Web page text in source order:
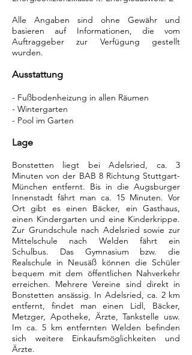
Alle Angaben sind ohne Gewähr und
basieren auf Informationen, die vom
Auftraggeber zur Verfügung gestellt
wurden.
Ausstattung
- Fußbodenheizung in allen Räumen
- Wintergarten
- Pool im Garten
Lage
Bonstetten liegt bei Adelsried, ca. 3
Minuten von der BAB 8 Richtung Stuttgart-
München entfernt. Bis in die Augsburger
Innenstadt fährt man ca. 15 Minuten. Vor
Ort gibt es einen Bäcker, ein Gasthaus,
einen Kindergarten und eine Kinderkrippe.
Zur Grundschule nach Adelsried sowie zur
Mittelschule nach Welden fährt ein
Schulbus. Das Gymnasium bzw. die
Realschule in Neusäß können die Schüler
bequem mit dem öffentlichen Nahverkehr
erreichen. Mehrere Vereine sind direkt in
Bonstetten ansässig. In Adelsried, ca. 2 km
entfernt, findet man einen Lidl, Bäcker,
Metzger, Apotheke, Ärzte, Tankstelle usw.
Im ca. 5 km entfernten Welden befinden
sich weitere Einkaufsmöglichkeiten und
Ärzte.